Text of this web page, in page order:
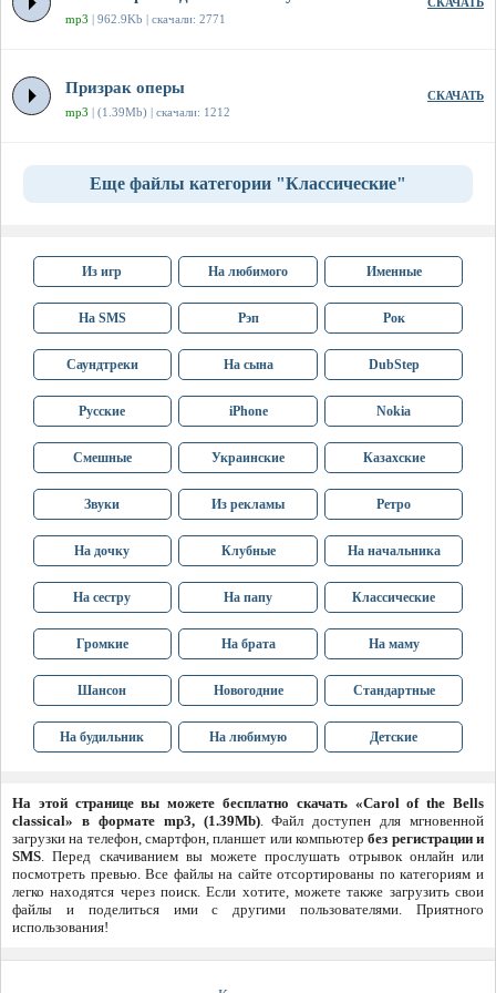
mp3 | 962.9Kb | скачали: 2771
СКАЧАТЬ
Призрак оперы
mp3 | (1.39Mb) | скачали: 1212
СКАЧАТЬ
Еще файлы категории "Классические"
Из игр На любимого Именные
На SMS Рэп Рок
Саундтреки На сына DubStep
Русские iPhone Nokia
Смешные Украинские Казахские
Звуки Из рекламы Ретро
На дочку Клубные На начальника
На сестру На папу Классические
Громкие На брата На маму
Шансон Новогодние Стандартные
На будильник На любимую Детские
На этой странице вы можете бесплатно скачать «Carol of the Bells
classical» в формате mp3, (1.39Mb). Файл доступен для мгновенной
загрузки на телефон, смартфон, планшет или компьютербез регистрации и
SMS. Перед скачиванием вы можете прослушать отрывок онлайн или
посмотреть превью. Все файлы на сайте отсортированы по категориям и
легко находятся через поиск. Если хотите, можете также загрузить свои
файлы и поделиться ими с другими пользователями. Приятного
использования!